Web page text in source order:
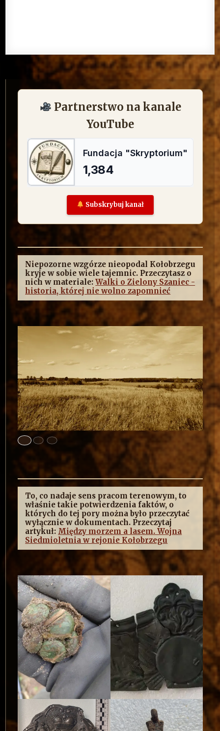
Partnerstwo na kanale
YouTube
Subskrybuj kanał
Niepozorne wzgórze nieopodal Kołobrzegu
kryje w sobie wiele tajemnic. Przeczytasz o
nich w materiale:Walki o Zielony Szaniec -
historia, której nie wolno zapomnieć
To, co nadaje sens pracom terenowym, to
właśnie takie potwierdzenia faktów, o
których do tej pory można było przeczytać
wyłącznie w dokumentach. Przeczytaj
artykuł: Między morzem a lasem. Wojna
Siedmioletnia w rejonie Kołobrzegu